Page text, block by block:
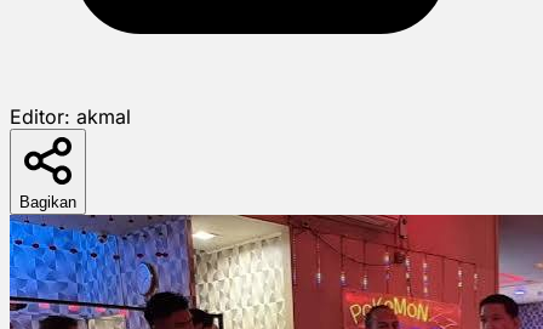
Editor: akmal
Bagikan